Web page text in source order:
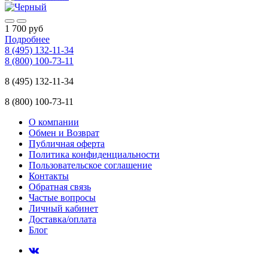
1 700 руб
Подробнее
8 (495) 132-11-34
8 (800) 100-73-11
8 (495) 132-11-34
8 (800) 100-73-11
О компании
Обмен и Возврат
Публичная оферта
Политика конфиденциальности
Пользовательское соглашение
Контакты
Обратная связь
Частые вопросы
Личный кабинет
Доставка/оплата
Блог